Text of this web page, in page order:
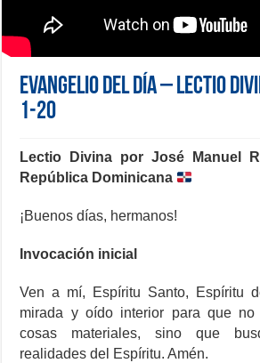
Evangelio del día – Lectio
1-20
Lectio Divina por José Manuel
República Dominicana
¡Buenos días, hermanos!
Invocación inicial
Ven a mí, Espíritu Santo, Espíritu
mirada y oído interior para que
cosas materiales, sino que
realidades del Espíritu. Amén.